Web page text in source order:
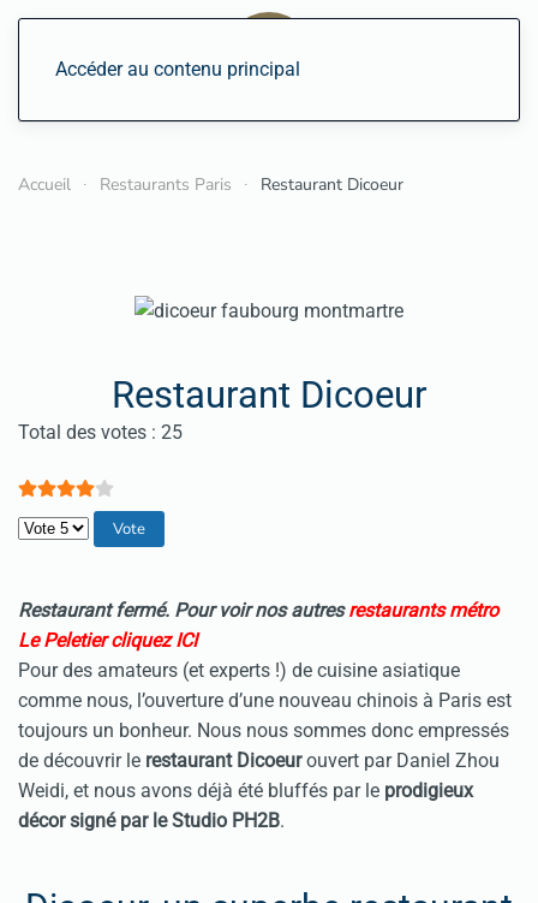
Accéder au contenu principal
Accueil Restaurants Paris Restaurant Dicoeur
Restaurant Dicoeur
Vote utilisateur:4/
Total des votes : 25
Veuillez voter
Restaurant fermé. Pour voir nos autresrestaurants métro
Le Peletier cliquez ICI
Pour des amateurs (et experts !) de cuisine asiatique
comme nous, l’ouverture d’une nouveau chinois à Paris est
toujours un bonheur. Nous nous sommes donc empressés
de découvrir le restaurant Dicoeurouvert par Daniel Zhou
Weidi, et nous avons déjà été bluffés par le prodigieux
décor signé par le Studio PH2B.